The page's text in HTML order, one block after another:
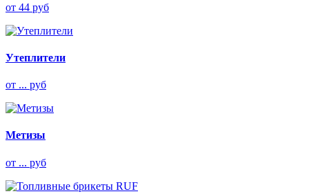
от 44 руб
Утеплители
от ... руб
Метизы
от ... руб